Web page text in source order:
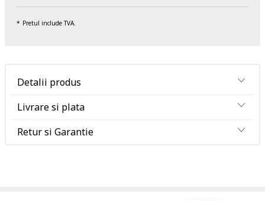
Pretul include TVA.
Detalii produs
Livrare si plata
Retur si Garantie